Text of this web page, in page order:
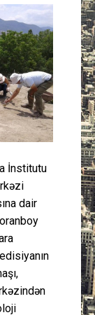
İnstitutu
dair